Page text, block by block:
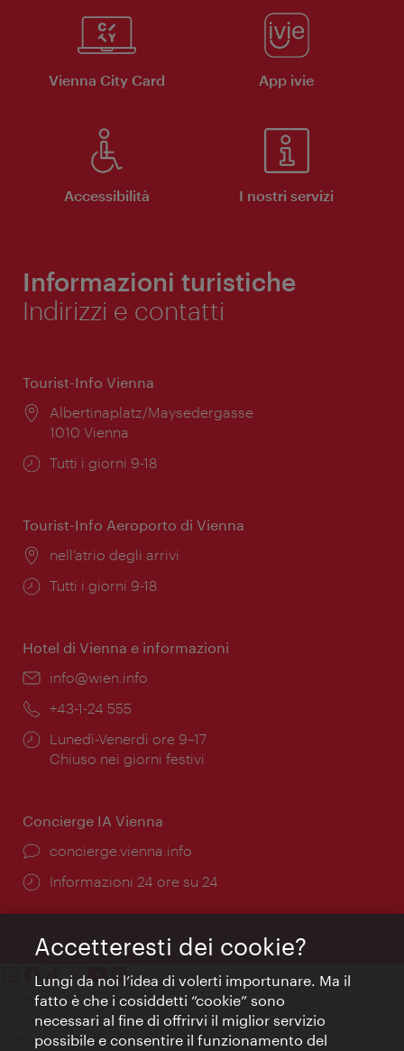
Vienna City Card App ivie
Accessibilità I nostri servizi
Informazioni turistiche
Indirizzi e contatti
Tourist-Info Vienna
Posizione:
Albertinaplatz/Maysedergasse
1010 Vienna
Orari
Tutti i giorni 9-18
Tourist-Info Aeroporto di Vienna
Posizione:
nell’atrio degli arrivi
Orari
Tutti i giorni 9-18
Hotel di Vienna e informazioni
Email:
info@wien.info
Telefono:
+43-1-24 555
Orari
di
Lunedì-Venerdì ore 9–17
Chiuso nei giorni festivi
Concierge IA Vienna
Ort:
concierge.vienna.info
Öffnungszeiten:
Informazioni 24 ore su 24
Contatti
Colophon
Dichiarazione sulla protezione dei dati
Accetteresti dei cookie?
Lungi da noi l’idea di volerti importunare. Ma il
fatto è che i cosiddetti “cookie” sono
necessari al fine di offrirvi il miglior servizio
possibile e consentire il funzionamento del